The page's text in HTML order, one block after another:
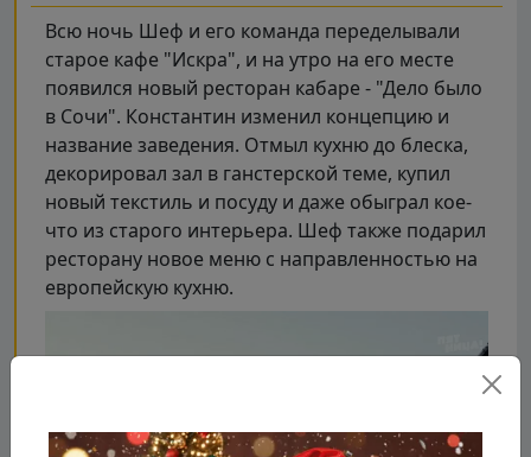
Всю ночь Шеф и его команда переделывали
старое кафе "Искра", и на утро на его месте
появился новый ресторан кабаре - "Дело было
в Сочи". Константин изменил концепцию и
название заведения. Отмыл кухню до блеска,
декорировал зал в ганстерской теме, купил
новый текстиль и посуду и даже обыграл кое-
что из старого интерьера. Шеф также подарил
ресторану новое меню с направленностью на
европейскую кухню.